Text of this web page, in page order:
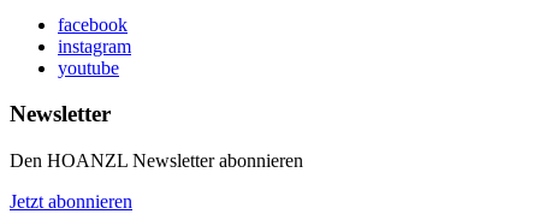
facebook
instagram
youtube
Newsletter
Den HOANZL Newsletter abonnieren
Jetzt abonnieren